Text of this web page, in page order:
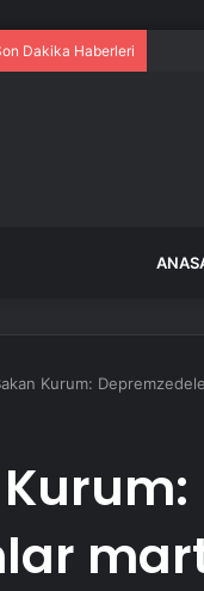
Dakika Haberleri
Kurum: